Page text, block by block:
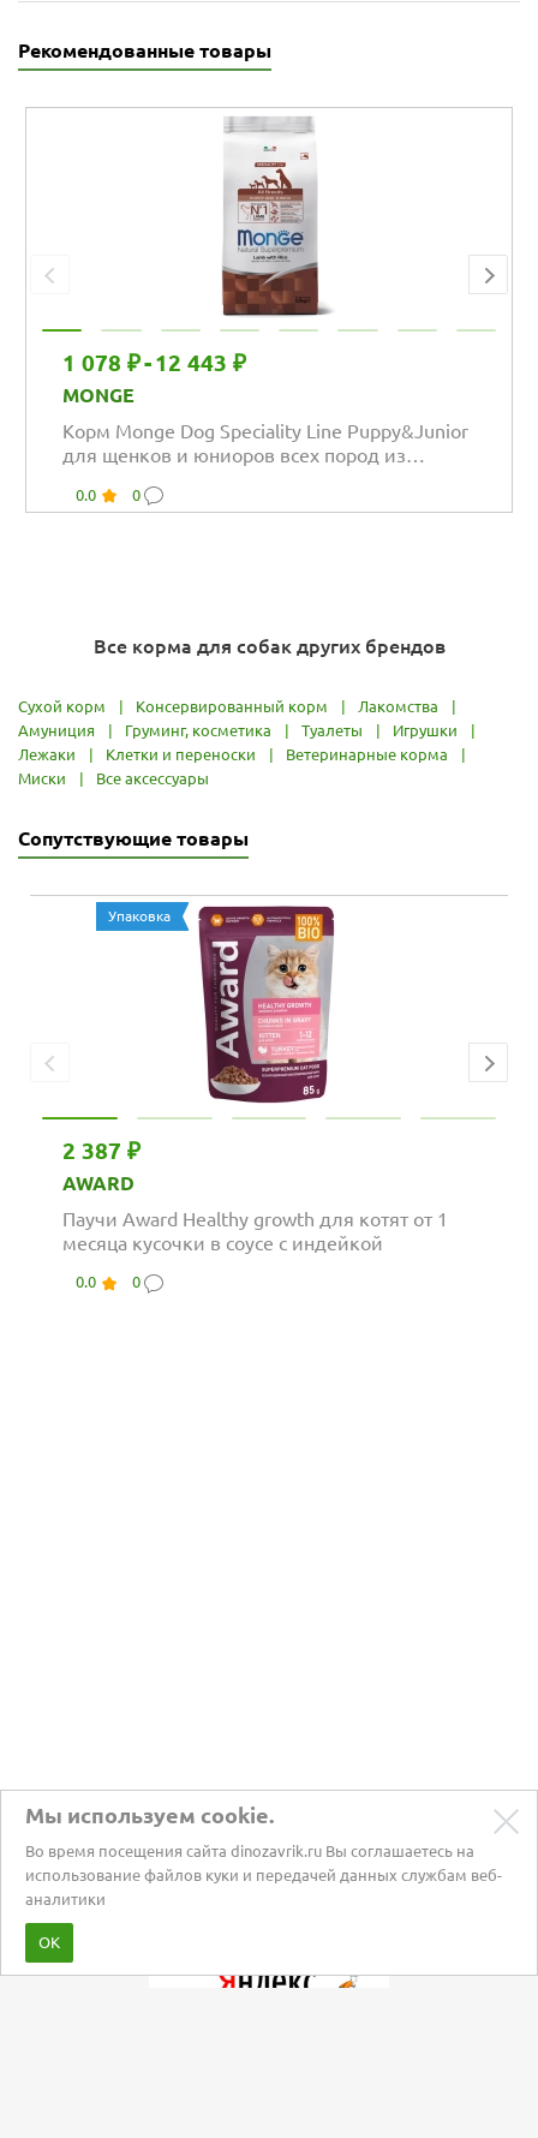
Рекомендованные товары
1 078 ₽-12 443 ₽
MONGE
Корм Monge Dog Speciality Line Puppy&Junior
для щенков и юниоров всех пород из
0.0 0
Все корма для собак других брендов
Сухой корм | Консервированный корм | Лакомства
|
Амуниция
| Груминг, косметика | Туалеты | Игрушки
|
Лежаки
| Клетки и переноски | Ветеринарные корма
|
Миски
| Все аксессуары
Сопутствующие товары
Упаковка
2 387 ₽
AWARD
Паучи Award Healthy growth для котят от 1
месяца кусочки в соусе с индейкой
0.0 0
Мы используем cookie.
Во время посещения сайта dinozavrik.ru Вы соглашаетесь на
использование файлов куки и передачей данных службам веб-
аналитики
ОК